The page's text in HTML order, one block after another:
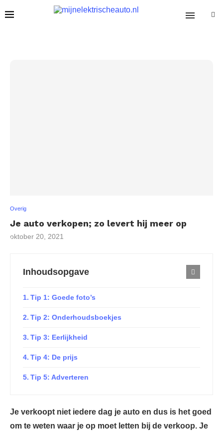
Overig
Je auto verkopen; zo levert hij meer op
oktober 20, 2021
Inhoudsopgave
Tip 1: Goede foto’s
Tip 2: Onderhoudsboekjes
Tip 3: Eerlijkheid
Tip 4: De prijs
Tip 5: Adverteren
Je verkoopt niet iedere dag je auto en dus is het goed
om te weten waar je op moet letten bij de verkoop. Je